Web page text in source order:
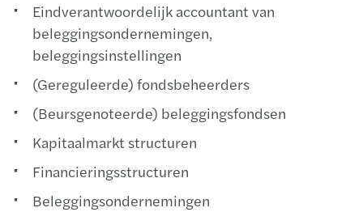
Eindverantwoordelijk accountant van
beleggingsondernemingen,
beleggingsinstellingen
(Gereguleerde) fondsbeheerders
(Beursgenoteerde) beleggingsfondsen
Kapitaalmarkt structuren
Financieringsstructuren
Beleggingsondernemingen